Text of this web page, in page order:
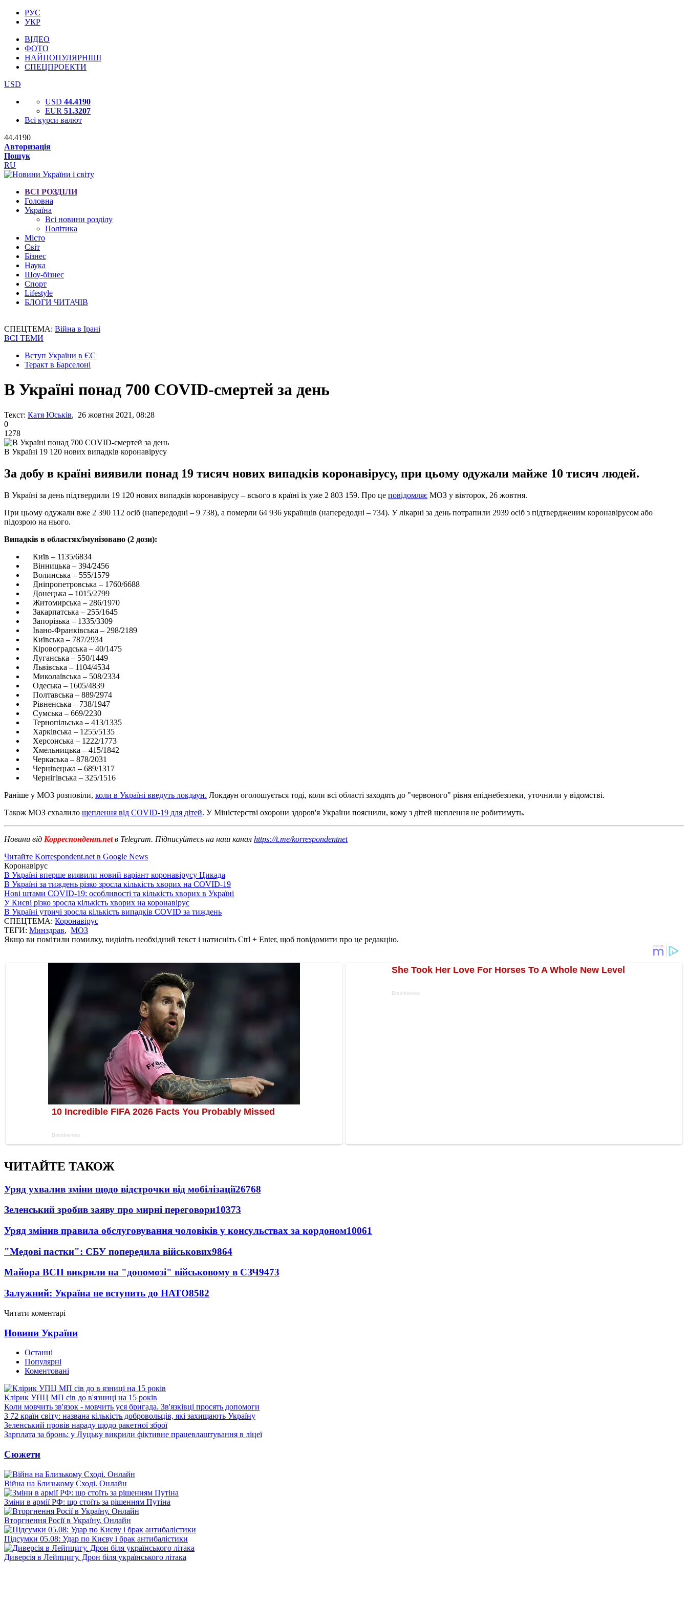
РУС
УКР
ВІДЕО
ФОТО
НАЙПОПУЛЯРНІШІ
СПЕЦПРОЕКТИ
USD
USD 44.4190
EUR 51.3207
Всі курси валют
44.4190
Авторизація
Пошук
RU
ВСІ РОЗДІЛИ
Головна
Україна
Всі новини розділу
Політика
Місто
Світ
Бізнес
Наука
Шоу-бізнес
Спорт
Lifestyle
БЛОГИ ЧИТАЧІВ
СПЕЦТЕМА: Війна в Ірані
ВСІ ТЕМИ
Вступ України в ЄС
Теракт в Барселоні
В Україні понад 700 COVID-смертей за день
Текст: Катя Юськів, 26 жовтня 2021, 08:28
0
1278
В Україні 19 120 нових випадків коронавірусу
За добу в країні виявили понад 19 тисяч нових випадків коронавірусу, при цьому одужали майже 10 тисяч людей.
В Україні за день підтвердили 19 120 нових випадків коронавірусу – всього в країні їх уже 2 803 159. Про це повідомляє МОЗ у вівторок, 26 жовтня.
При цьому одужали вже 2 390 112 осіб (напередодні – 9 738), а померли 64 936 українців (напередодні – 734). У лікарні за день потрапили 2939 осіб з підтвердженим коронавірусом або
підозрою на нього.
Випадків в областях/імунізовано (2 дози):
Київ – 1135/6834
Вінницька – 394/2456
Волинська – 555/1579
Дніпропетровська – 1760/6688
Донецька – 1015/2799
Житомирська – 286/1970
Закарпатська – 255/1645
Запорізька – 1335/3309
Івано-Франківська – 298/2189
Київська – 787/2934
Кіровоградська – 40/1475
Луганська – 550/1449
Львівська – 1104/4534
Миколаївська – 508/2334
Одеська – 1605/4839
Полтавська – 889/2974
Рівненська – 738/1947
Сумська – 669/2230
Тернопільська – 413/1335
Харківська – 1255/5135
Херсонська – 1222/1773
Хмельницька – 415/1842
Черкаська – 878/2031
Чернівецька – 689/1317
Чернігівська – 325/1516
Раніше у МОЗ розповіли, коли в Україні введуть локдаун. Локдаун оголошується тоді, коли всі області заходять до "червоного" рівня епіднебезпеки, уточнили у відомстві.
Також МОЗ схвалило щеплення від COVID-19 для дітей. У Міністерстві охорони здоров'я України пояснили, кому з дітей щеплення не робитимуть.
Новини від Корреспондент.netв Telegram. Підписуйтесь на наш канал https://t.me/korrespondentnet
Читайте Korrespondent.net в Google News
Коронавірус
В Україні вперше виявили новий варіант коронавірусу Цикада
В Україні за тиждень різко зросла кількість хворих на COVID-19
Нові штами COVID-19: особливості та кількість хворих в Україні
У Києві різко зросла кількість хворих на коронавірус
В Україні утричі зросла кількість випадків COVID за тиждень
СПЕЦТЕМА: Коронавірус
ТЕГИ: Минздрав, МОЗ
Якщо ви помітили помилку, виділіть необхідний текст і натисніть Ctrl + Enter, щоб повідомити про це редакцію.
ЧИТАЙТЕ ТАКОЖ
Уряд ухвалив зміни щодо відстрочки від мобілізації26768
Зеленський зробив заяву про мирні переговори10373
Уряд змінив правила обслуговування чоловіків у консульствах за кордоном10061
"Медові пастки": СБУ попередила військових9864
Майора ВСП викрили на "допомозі" військовому в СЗЧ9473
Залужний: Україна не вступить до НАТО8582
Читати коментарі
Новини України
Останні
Популярні
Коментовані
Клірик УПЦ МП сів до в'язниці на 15 років
Коли мовчить зв'язок - мовчить уся бригада. Зв'язківці просять допомоги
З 72 країн світу: названа кількість добровольців, які захищають Україну
Зеленський провів нараду щодо ракетної зброї
Зарплата за бронь: у Луцьку викрили фіктивне працевлаштування в ліцеї
Сюжети
Війна на Близькому Сході. Онлайн
Зміни в армії РФ: що стоїть за рішенням Путіна
Вторгнення Росії в Україну. Онлайн
Підсумки 05.08: Удар по Києву і брак антибалістики
Диверсія в Лейпцигу. Дрон біля українського літака